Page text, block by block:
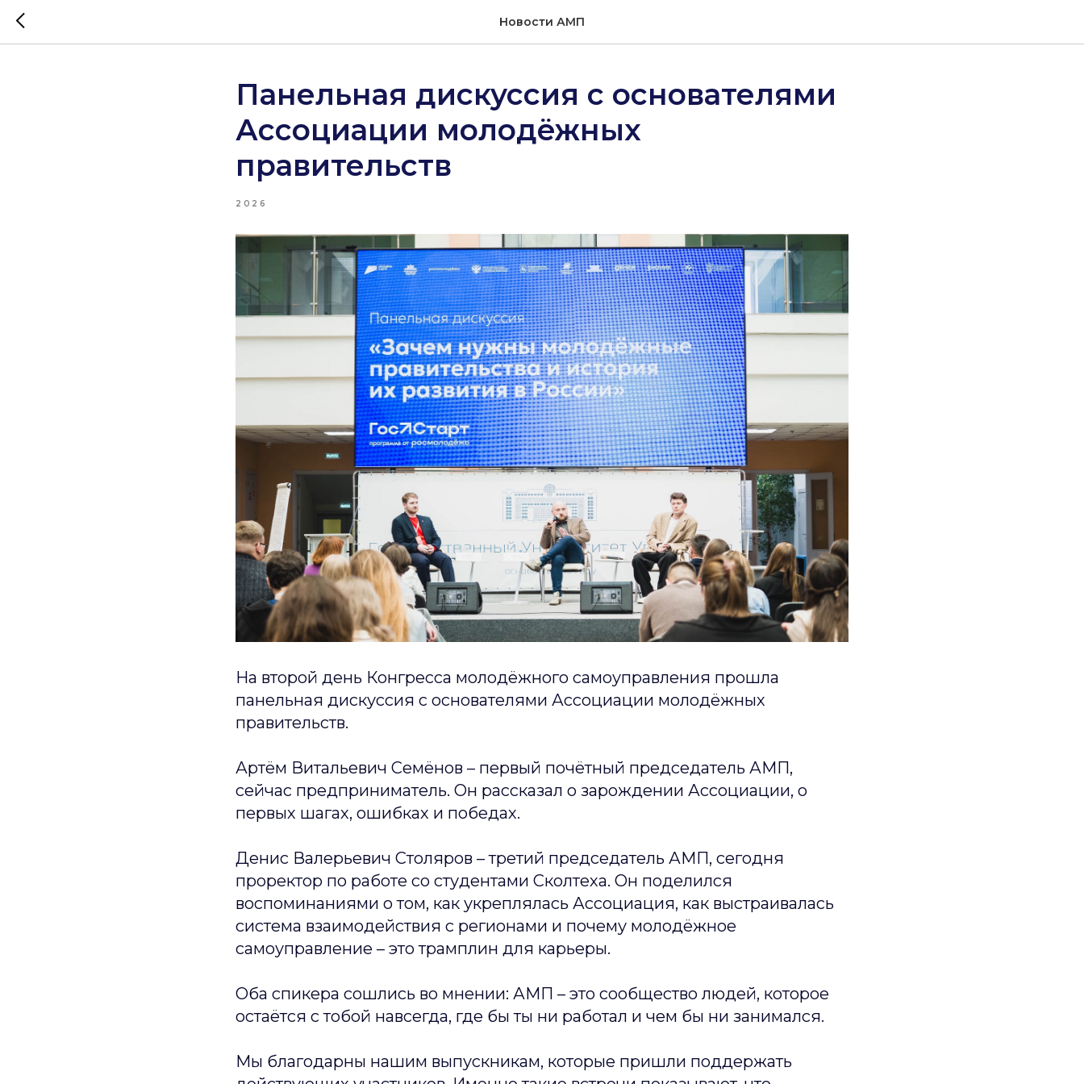
Новости АМП
Панельная дискуссия с основателями
Ассоциации молодёжных
правительств
2026
На второй день Конгресса молодёжного самоуправления прошла
панельная дискуссия с основателями Ассоциации молодёжных
правительств.
Артём Витальевич Семёнов – первый почётный председатель АМП,
сейчас предприниматель. Он рассказал о зарождении Ассоциации, о
первых шагах, ошибках и победах.
Денис Валерьевич Столяров – третий председатель АМП, сегодня
проректор по работе со студентами Сколтеха. Он поделился
воспоминаниями о том, как укреплялась Ассоциация, как выстраивалась
система взаимодействия с регионами и почему молодёжное
самоуправление – это трамплин для карьеры.
Оба спикера сошлись во мнении: АМП – это сообщество людей, которое
остаётся с тобой навсегда, где бы ты ни работал и чем бы ни занимался.
Мы благодарны нашим выпускникам, которые пришли поддержать